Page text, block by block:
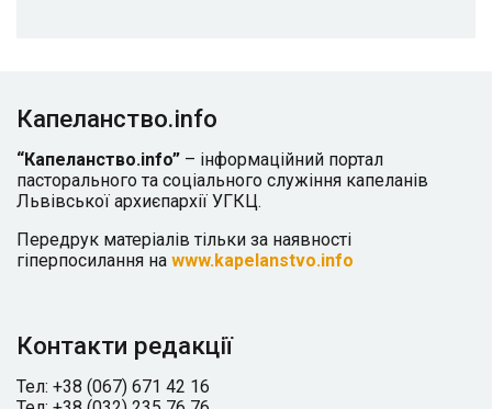
Капеланство.info
“Капеланство.info” – інформаційний портал
пасторального та соціального служіння капеланів
Львівської архиєпархії УГКЦ.
Передрук матеріалів тільки за наявності
гіперпосилання на www.kapelanstvo.info
Контакти редакції
Тел: +38 (067) 671 42 16